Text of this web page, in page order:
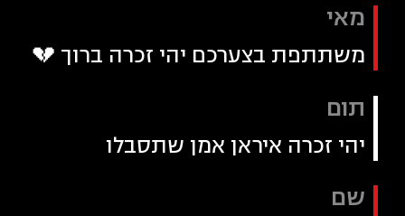
מאי
משתתפת בצערכם יהי זכרה ברוך 💔
תום
יהי זכרה איראן אמן שתסבלו
שם